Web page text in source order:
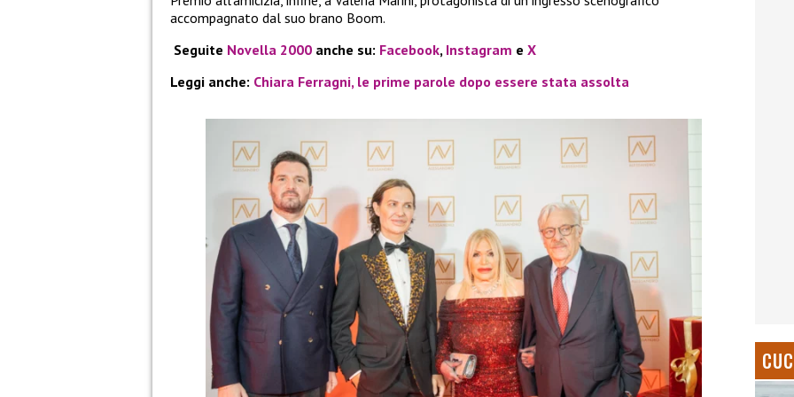
accompagnato dal suo brano Boom.
Seguite Novella 2000 anche su: Facebook, Instagram e X
Leggi anche: Chiara Ferragni, le prime parole dopo essere stata assolta